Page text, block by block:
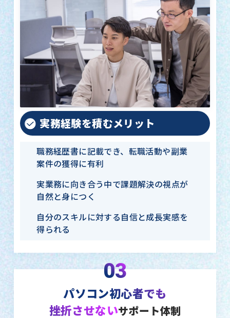
実務経験を積むメリット
職務経歴書に記載でき、転職活動や副業
案件の獲得に有利
実業務に向き合う中で課題解決の視点が
自然と身につく
自分のスキルに対する自信と成長実感を
得られる
03
パソコン初心者でも
挫折させないサポート体制